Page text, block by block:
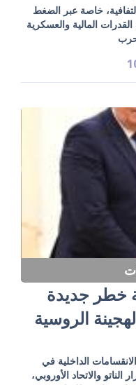
خاصة عبر الضغط
المالية والعسكرية
خطر جديدة
الروسية
الداخلية في
والاتحاد الأوروبي،